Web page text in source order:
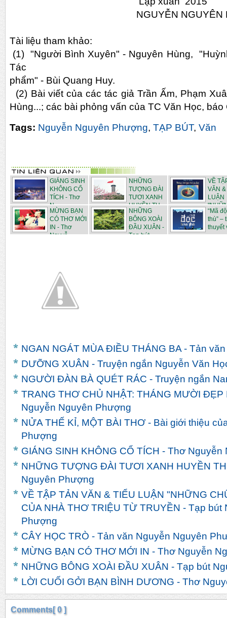
NGUYỄN NGUYÊN
Tài liệu tham khảo:
(1) "Người Bình Xuyên" - Nguyên Hùng,
Tác
phẩm" - Bùi Quang Huy.
(2) Bài viết của các tác giả Trần Ấm, Phạm
Hùng...; các bài phỏng vấn của TC Văn Học, báo
Tags: Nguyễn Nguyên Phượng, TẠP BÚT, Văn
GIÁNG SINH
KHÔNG CỔ
TÍCH - Thơ
N...
NHỮNG
TƯỢNG ĐÀI
TƯƠI XANH
HUYỀN TH...
VỀ
VĂN
LUẬN
MỪNG BẠN
CÓ THƠ MỚI
IN - Thơ
Nguyễ...
NHỮNG
BÔNG XOÀI
ĐẦU XUÂN -
Tạp bút...
“Mã
thù” –
thuyết
NGAN NGÁT MÙA ĐIỀU THÁNG BA - Tản
DƯỠNG XUÂN - Truyện ngắn Nguyễn Văn
NGƯỜI ĐÀN BÀ QUÉT RÁC - Truyện ngắn
TRANG THƠ CHỦ NHẬT: THÁNG MƯỜI ĐẸP
Nguyễn Nguyên Phượng
NỬA THẾ KỈ, MỘT BÀI THƠ - Bài giới thiệu
Phượng
GIÁNG SINH KHÔNG CỔ TÍCH - Thơ
NHỮNG TƯỢNG ĐÀI TƯƠI XANH HUYỀN
Nguyên Phượng
VỀ TẬP TẢN VĂN & TIỂU LUẬN "NHỮNG
CỦA NHÀ THƠ TRIỆU TỪ TRUYỀN - Tạp bút
Phượng
CÂY HỌC TRÒ - Tản văn Nguyễn Nguyên
MỪNG BẠN CÓ THƠ MỚI IN - Thơ Nguyễn
NHỮNG BÔNG XOÀI ĐẦU XUÂN - Tạp bút
LỜI CUỐI GỞI BẠN BÌNH DƯƠNG - Thơ
Comments[ 0 ]